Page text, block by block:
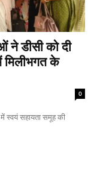
ने डीसी को दी
मिलीभगत के
0
स्वयं सहायता समूह की